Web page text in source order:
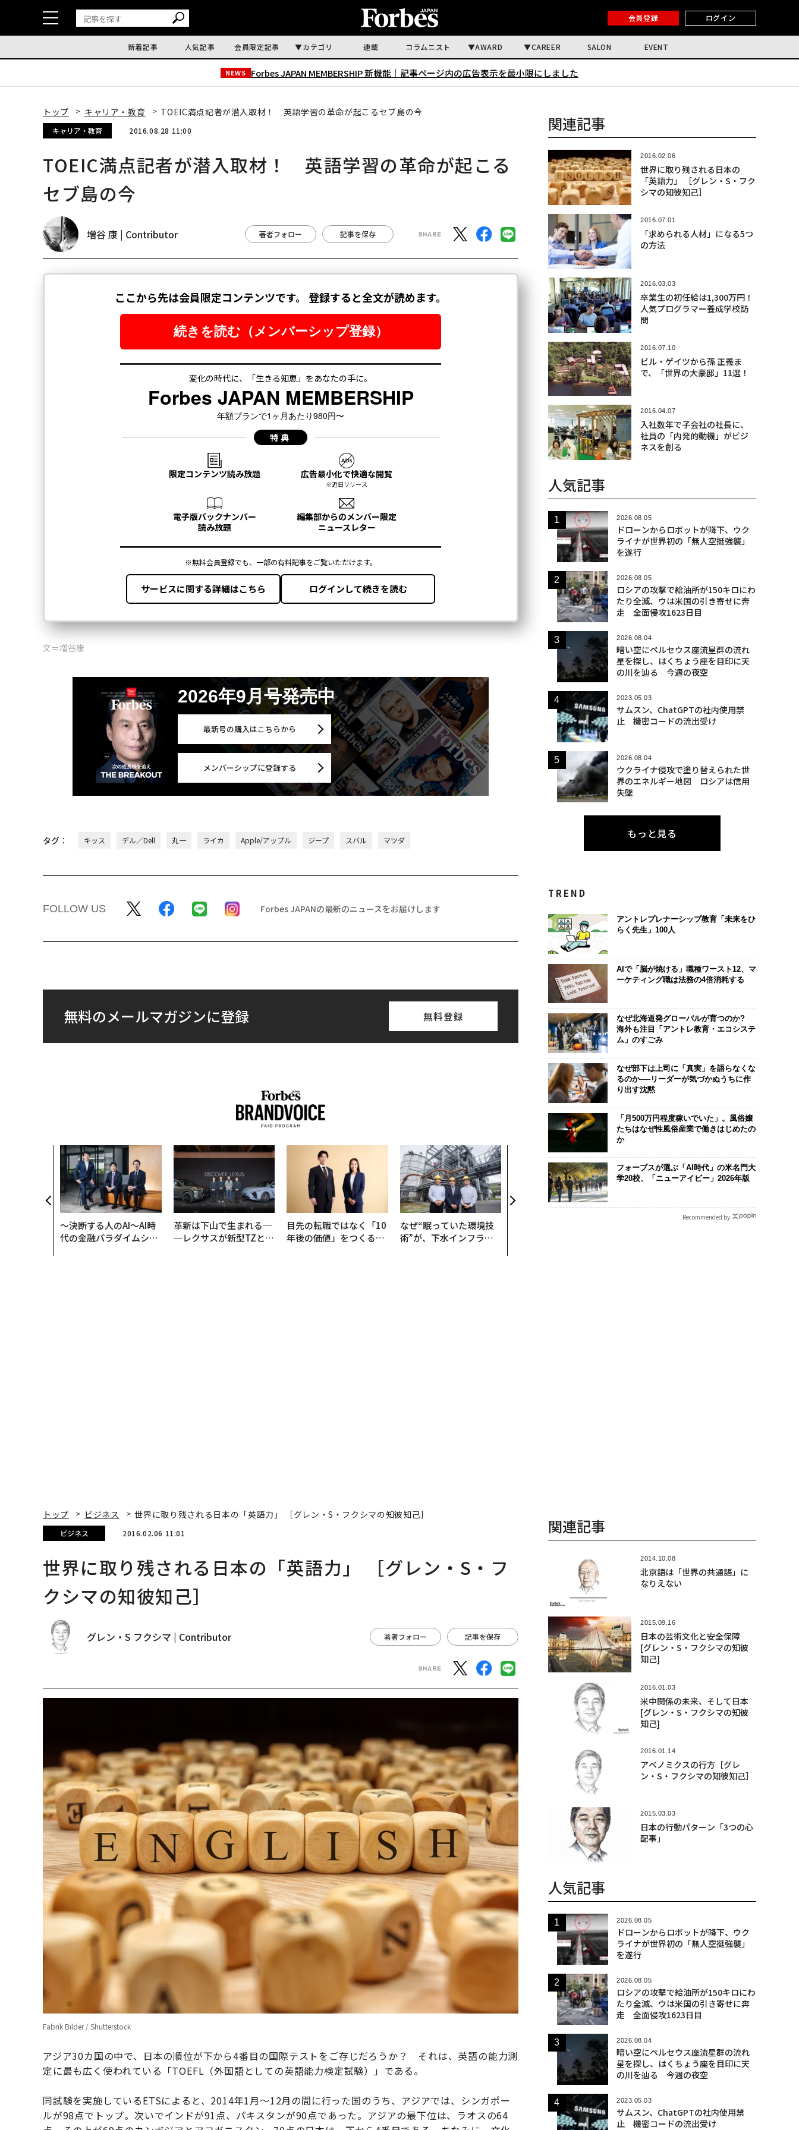
会員登録 ログイン
新着記事 人気記事 会員限定記事 カテゴリ 連載 コラムニスト AWARD CAREER SALON EVENT
NEWS Forbes JAPAN MEMBERSHIP 新機能｜ 記事ページ内の広告表示を最小限にしました
トップ キャリア・教育 TOEIC満点記者が潜入取材！ 英語学習の革命が起こるセブ島の今
キャリア・教育 2016.08.28 11:00
TOEIC満点記者が潜入取材！ 英語学習の革命が起こる
セブ島の今
増谷 康 | Contributor 著者フォロー 記事を保存
文＝増谷康
2026年9月号発売中
最新号の購入はこちらから
メンバーシップに登録する
タグ： キッス デル／Dell 丸一 ライカ Apple/アップル ジープ スバル マツダ
FOLLOW US Forbes JAPANの最新のニュースをお届けします
無料のメールマガジンに登録 無料登録
〜決断する人のAI〜AI時
代の金融パラダイムシフ
革新は下山で生まれる─
─レクサスが新型TZとE
目先の転職ではなく「10
年後の価値」をつくる─
なぜ“眠っていた環境技
術”が、下水インフラを
内製化こそ、コンサルテ
ィングの本質だ レバレ
ジーズが実践する、次世
代ファームの全貌
〜決断する人のAI〜大規
模組織が挑む「AIフル実
装」“使う”企業から“動
ビジネス×PwC】
伝統を礎に、
義する 125
が挑むスモー
関連記事
2016.02.06
世界に取り残される日本の
「英語力」 ［グレン・S・フク
シマの知彼知己］
2016.07.01
「求められる人材」になる5つ
の方法
2016.03.03
卒業生の初任給は1,300万円！
人気プログラマー養成学校訪
問
2016.07.10
ビル・ゲイツから孫 正義ま
で、「世界の大豪邸」11選！
2016.04.07
入社数年で子会社の社長に、
社員の「内発的動機」がビジ
ネスを創る
人気記事
2026.08.05
ドローンからロボットが降下、ウク
ライナが世界初の「無人空挺強襲」
を遂行
2026.08.05
ロシアの攻撃で給油所が150キロにわ
たり全滅、ウは米国の引き寄せに奔
走 全面侵攻1623日目
2026.08.04
暗い空にペルセウス座流星群の流れ
星を探し、はくちょう座を目印に天
の川を辿る 今週の夜空
2023.05.03
サムスン、ChatGPTの社内使用禁
止 機密コードの流出受け
2026.08.04
ウクライナ侵攻で塗り替えられた世
界のエネルギー地図 ロシアは信用
失墜
もっと見る
TREND
アントレプレナーシップ教育「未来をひ
らく先生」100人
AIで「脳が焼ける」職種ワースト12、マ
ーケティング職は法務の4倍消耗する
なぜ北海道発グローバルが育つのか?
海外も注目「アントレ教育・エコシステ
ム」のすごみ
なぜ部下は上司に「真実」を語らなくな
るのか──リーダーが気づかぬうちに作
り出す沈黙
「月500万円程度稼いでいた」。風俗嬢
たちはなぜ性風俗産業で働きはじめたの
か
フォーブスが選ぶ「AI時代」の米名門大
学20校、「ニューアイビー」2026年版
Recommended by
トップ ビジネス 世界に取り残される日本の「英語力」 ［グレン・S・フクシマの知彼知己］
ビジネス 2016.02.06 11:01
世界に取り残される日本の「英語力」 ［グレン・S・フ
クシマの知彼知己］
グレン・S フクシマ | Contributor 著者フォロー 記事を保存
Fabrik Bilder / Shutterstock
アジア30カ国の中で、日本の順位が下から4番目の国際テストをご存じだろうか？ それは、英語の能力測
定に最も広く使われている「TOEFL（外国語としての英語能力検定試験）」である。
同試験を実施しているETSによると、2014年1月〜12月の間に行った国のうち、アジアでは、シンガポー
ルが98点でトップ。次いでインドが91点、パキスタンが90点であった。アジアの最下位は、ラオスの64
関連記事
2014.10.08
北京語は「世界の共通語」に
なりえない
2015.09.16
日本の芸術文化と安全保障
[グレン・S・フクシマの知彼
知己]
2016.01.03
米中関係の未来、そして日本
[グレン・S・フクシマの知彼
知己]
2016.01.14
アベノミクスの行方［グレ
ン・S・フクシマの知彼知己］
2015.03.03
日本の行動パターン「3つの心
配事」
人気記事
2026.08.05
ドローンからロボットが降下、ウク
ライナが世界初の「無人空挺強襲」
を遂行
2026.08.05
ロシアの攻撃で給油所が150キロにわ
たり全滅、ウは米国の引き寄せに奔
走 全面侵攻1623日目
2026.08.04
暗い空にペルセウス座流星群の流れ
星を探し、はくちょう座を目印に天
の川を辿る 今週の夜空
2023.05.03
サムスン、ChatGPTの社内使用禁
止 機密コードの流出受け